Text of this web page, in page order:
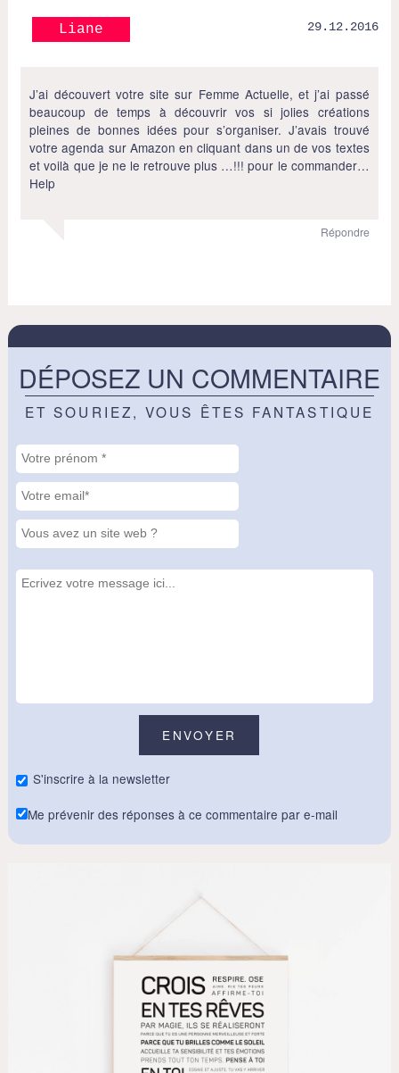
Liane 29.12.2016
J’ai découvert votre site sur Femme Actuelle, et j’ai passé
beaucoup de temps à découvrir vos si jolies créations
pleines de bonnes idées pour s’organiser. J’avais trouvé
votre agenda sur Amazon en cliquant dans un de vos textes
et voilà que je ne le retrouve plus …!!! pour le commander…
Help
Répondre
DÉPOSEZ UN COMMENTAIRE
ET SOURIEZ, VOUS ÊTES FANTASTIQUE
S'inscrire à la newsletter
Me prévenir des réponses à ce commentaire par e-mail